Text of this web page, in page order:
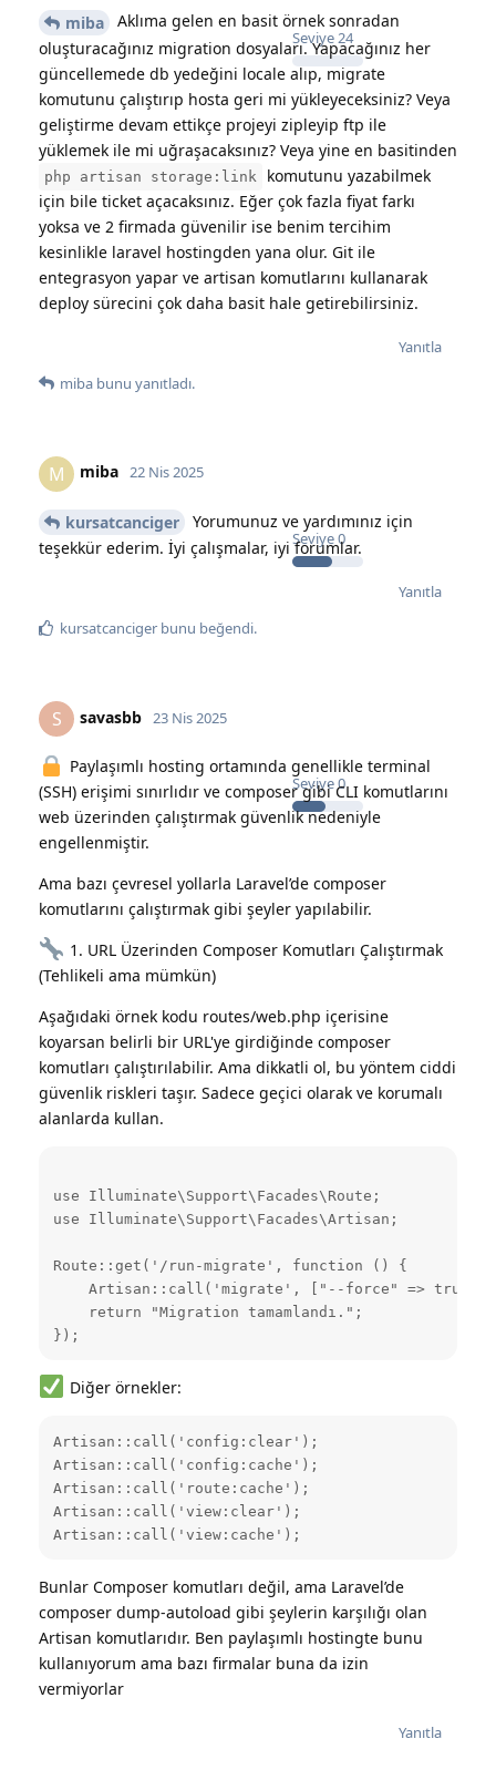
Seviye24
miba
Aklıma gelen en basit örnek sonradan
oluşturacağınız migration dosyaları. Yapacağınız her
güncellemede db yedeğini locale alıp, migrate
komutunu çalıştırıp hosta geri mi yükleyeceksiniz? Veya
geliştirme devam ettikçe projeyi zipleyip ftp ile
yüklemek ile mi uğraşacaksınız? Veya yine en basitinden
php artisan storage:link
komutunu yazabilmek
için bile ticket açacaksınız. Eğer çok fazla fiyat farkı
yoksa ve 2 firmada güvenilir ise benim tercihim
kesinlikle laravel hostingden yana olur. Git ile
entegrasyon yapar ve artisan komutlarını kullanarak
deploy sürecini çok daha basit hale getirebilirsiniz.
Yanıtla
miba bunu yanıtladı.
M miba
Seviye0
22 Nis 2025
kursatcanciger
Yorumunuz ve yardımınız için
teşekkür ederim. İyi çalışmalar, iyi forumlar.
Yanıtla
kursatcanciger bunu beğendi.
S savasbb
Seviye0
23 Nis 2025
Paylaşımlı hosting ortamında genellikle terminal
(SSH) erişimi sınırlıdır ve composer gibi CLI komutlarını
web üzerinden çalıştırmak güvenlik nedeniyle
engellenmiştir.
Ama bazı çevresel yollarla Laravel’de composer
komutlarını çalıştırmak gibi şeyler yapılabilir.
1. URL Üzerinden Composer Komutları Çalıştırmak
(Tehlikeli ama mümkün)
Aşağıdaki örnek kodu routes/web.php içerisine
koyarsan belirli bir URL'ye girdiğinde composer
komutları çalıştırılabilir. Ama dikkatli ol, bu yöntem ciddi
güvenlik riskleri taşır. Sadece geçici olarak ve korumalı
alanlarda kullan.
use Illuminate\Support\Facades\Route;
use Illuminate\Support\Facades\Artisan;
Route::get('/run-migrate', function () {
    Artisan::call('migrate', ["--force" => true]);
    return "Migration tamamlandı.";
});
Diğer örnekler:
Artisan::call('config:clear');
Artisan::call('config:cache');
Artisan::call('route:cache');
Artisan::call('view:clear');
Artisan::call('view:cache');
Bunlar Composer komutları değil, ama Laravel’de
composer dump-autoload gibi şeylerin karşılığı olan
Artisan komutlarıdır. Ben paylaşımlı hostingte bunu
kullanıyorum ama bazı firmalar buna da izin
vermiyorlar
Yanıtla